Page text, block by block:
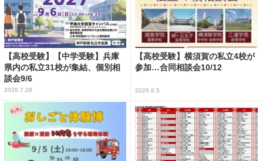
【高校受験】【中学受験】兵庫
県内の私立31校が集結、個別相
談会9/6
2026.7.28
【高校受験】横須賀の私立4校が
参加…合同相談会10/12
2026.8.5